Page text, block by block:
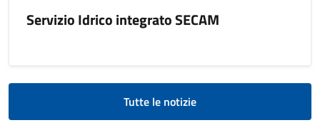
Servizio Idrico integrato SECAM
Tutte le notizie